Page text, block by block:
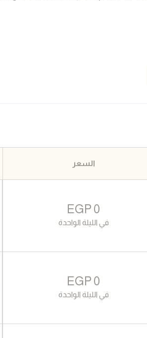
السعر
0
EGP
في الليلة الواحدة
0
EGP
في الليلة الواحدة